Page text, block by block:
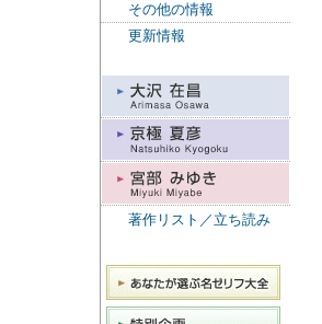
その他の情報
更新情報
著作リスト／立ち読み